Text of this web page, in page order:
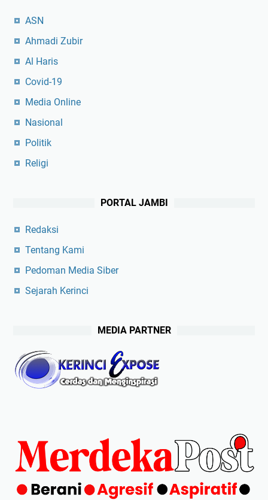
ASN
Ahmadi Zubir
Al Haris
Covid-19
Media Online
Nasional
Politik
Religi
PORTAL JAMBI
Redaksi
Tentang Kami
Pedoman Media Siber
Sejarah Kerinci
MEDIA PARTNER